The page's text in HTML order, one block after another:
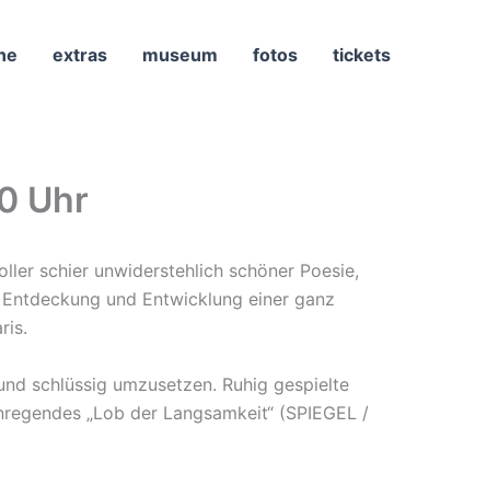
extras museum fotos tickets
Uhr
schier unwiderstehlich schöner Poesie,
und Entwicklung einer ganz
schlüssig umzusetzen. Ruhig gespielte
„Lob der Langsamkeit“ (SPIEGEL /